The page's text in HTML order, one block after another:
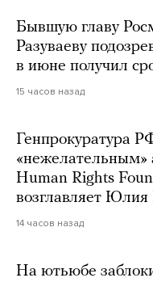
Бывшую главу
Разуваеву
в июне получил
15 часов назад
Генпрокуратура
Human Rights
возглавляет
14 часов назад
На ютьюбе